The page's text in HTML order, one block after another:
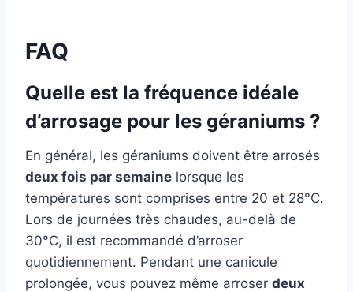
FAQ
Quelle est la fréquence idéale
d’arrosage pour les géraniums ?
En général, les géraniums doivent être arrosés
deux fois par semaine lorsque les
températures sont comprises entre 20 et 28°C.
Lors de journées très chaudes, au-delà de
30°C, il est recommandé d’arroser
quotidiennement. Pendant une canicule
prolongée, vous pouvez même arroser deux